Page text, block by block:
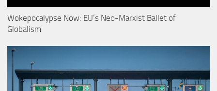
Wokepocalypse Now: EU’s Neo-Marxist Ballet of
Globalism